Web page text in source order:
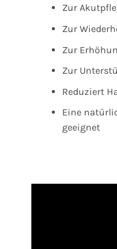
Zur
Zur
Zur
Zur
Reduziert
Eine
geeignet